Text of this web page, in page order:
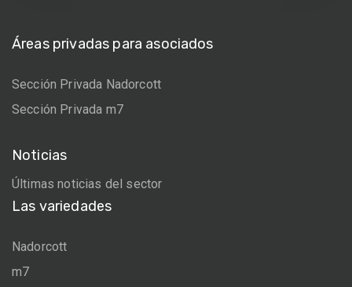
Áreas privadas para asociados
Sección Privada Nadorcott
Sección Privada m7
Noticias
Últimas noticias del sector
Las variedades
Nadorcott
m7